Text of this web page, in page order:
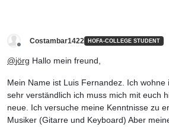
Costambar1422 HOFA-COLLEGE STUDENT
@jörg Hallo mein freund,
Mein Name ist Luis Fernandez. Ich wohne
sehr verständlich ich muss mich mit euch
neue. Ich versuche meine Kenntnisse zu
Musiker (Gitarre und Keyboard) Aber